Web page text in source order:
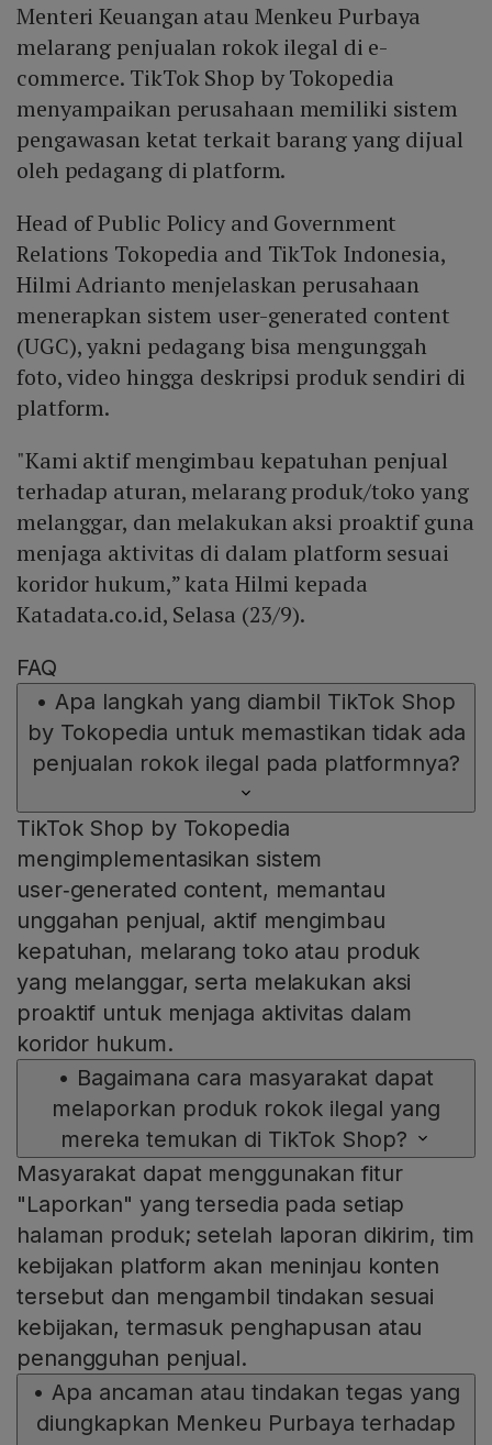
Menteri Keuangan atau Menkeu Purbaya
melarang penjualan rokok ilegal di e-
commerce. TikTok Shop by Tokopedia
menyampaikan perusahaan memiliki sistem
pengawasan ketat terkait barang yang dijual
oleh pedagang di platform.
Head of Public Policy and Government
Relations Tokopedia and TikTok Indonesia,
Hilmi Adrianto menjelaskan perusahaan
menerapkan sistem user-generated content
(UGC), yakni pedagang bisa mengunggah
foto, video hingga deskripsi produk sendiri di
platform.
"Kami aktif mengimbau kepatuhan penjual
terhadap aturan, melarang produk/toko yang
melanggar, dan melakukan aksi proaktif guna
menjaga aktivitas di dalam platform sesuai
koridor hukum,” kata Hilmi kepada
Katadata.co.id, Selasa (23/9).
FAQ
• Apa langkah yang diambil TikTok Shop
by Tokopedia untuk memastikan tidak ada
penjualan rokok ilegal pada platformnya?
TikTok Shop by Tokopedia
mengimplementasikan sistem
user‑generated content, memantau
unggahan penjual, aktif mengimbau
kepatuhan, melarang toko atau produk
yang melanggar, serta melakukan aksi
proaktif untuk menjaga aktivitas dalam
koridor hukum.
• Bagaimana cara masyarakat dapat
melaporkan produk rokok ilegal yang
mereka temukan di TikTok Shop?
Masyarakat dapat menggunakan fitur
"Laporkan" yang tersedia pada setiap
halaman produk; setelah laporan dikirim, tim
kebijakan platform akan meninjau konten
tersebut dan mengambil tindakan sesuai
kebijakan, termasuk penghapusan atau
penangguhan penjual.
• Apa ancaman atau tindakan tegas yang
diungkapkan Menkeu Purbaya terhadap